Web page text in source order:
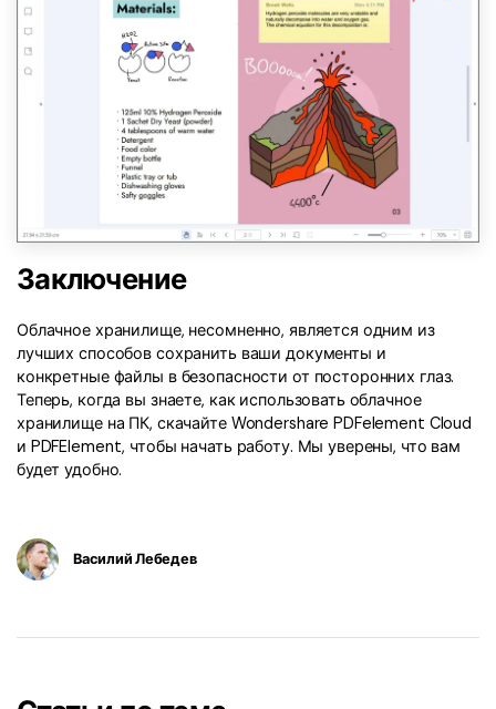
Заключение
Облачное хранилище, несомненно, является одним из
лучших способов сохранить ваши документы и
конкретные файлы в безопасности от посторонних глаз.
Теперь, когда вы знаете, как использовать облачное
хранилище на ПК, скачайте Wondershare PDFelement Cloud
и PDFElement, чтобы начать работу. Мы уверены, что вам
будет удобно.
Василий Лебедев